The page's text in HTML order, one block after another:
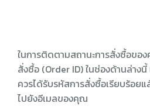
ในการติดตามสถานะการสั่งซื้อข
สั่งซื้อ (Order ID) ในช่องด้านล่า
ควรได้รับรหัสการสั่งซื้อเรียบร้อยแ
ไปยังอีเมลของคุณ